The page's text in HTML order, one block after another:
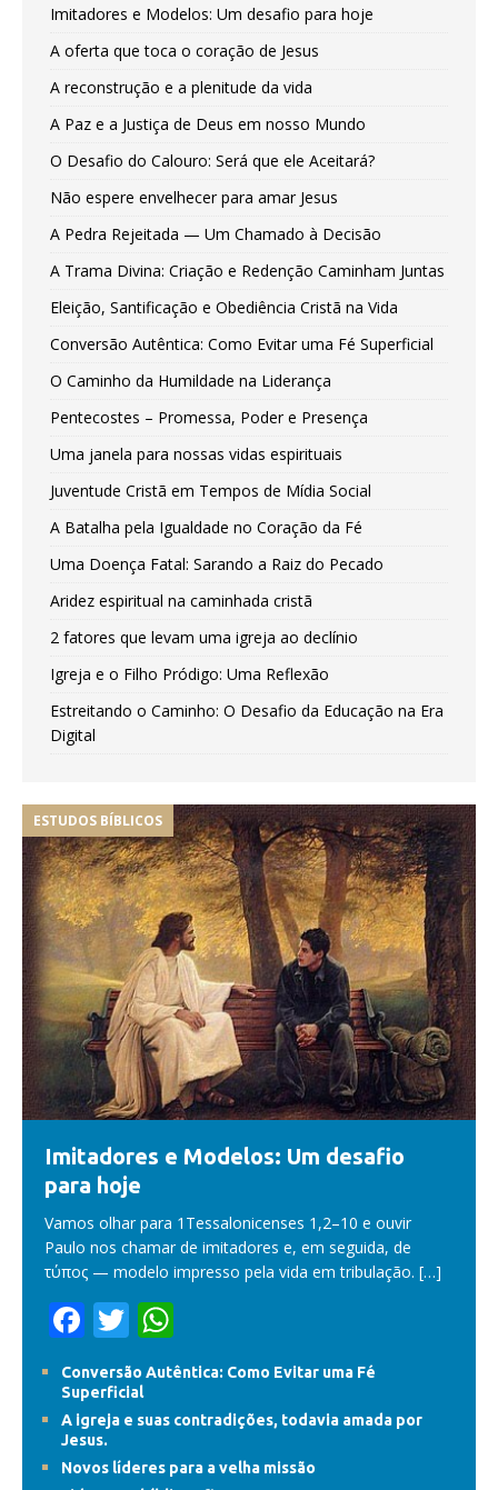
Imitadores e Modelos: Um desafio para hoje
A oferta que toca o coração de Jesus
A reconstrução e a plenitude da vida
A Paz e a Justiça de Deus em nosso Mundo
O Desafio do Calouro: Será que ele Aceitará?
Não espere envelhecer para amar Jesus
A Pedra Rejeitada — Um Chamado à Decisão
A Trama Divina: Criação e Redenção Caminham Juntas
Eleição, Santificação e Obediência Cristã na Vida
Conversão Autêntica: Como Evitar uma Fé Superficial
O Caminho da Humildade na Liderança
Pentecostes – Promessa, Poder e Presença
Uma janela para nossas vidas espirituais
Juventude Cristã em Tempos de Mídia Social
A Batalha pela Igualdade no Coração da Fé
Uma Doença Fatal: Sarando a Raiz do Pecado
Aridez espiritual na caminhada cristã
2 fatores que levam uma igreja ao declínio
Igreja e o Filho Pródigo: Uma Reflexão
Estreitando o Caminho: O Desafio da Educação na Era
Digital
ESTUDOS BÍBLICOS
Imitadores e Modelos: Um desafio
para hoje
Vamos olhar para 1Tessalonicenses 1,2–10 e ouvir
Paulo nos chamar de imitadores e, em seguida, de
τύπος — modelo impresso pela vida em tribulação. […]
F
e
b
o
T
w
itt
er
h
at
s
A
Conversão Autêntica: Como Evitar uma Fé
Superficial
A igreja e suas contradições, todavia amada por
Jesus.
Novos líderes para a velha missão